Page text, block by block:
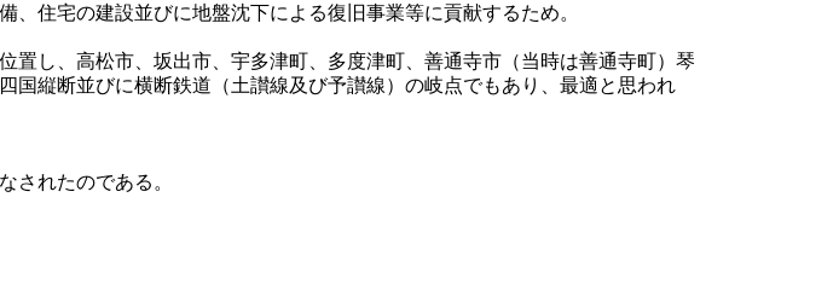
住宅の建設並びに地盤沈下による復旧事業等に貢献するため。
し、高松市、坂出市、宇多津町、多度津町、善通寺市（当時は善通寺町）琴
縦断並びに横断鉄道（土讃線及び予讃線）の岐点でもあり、最適と思われ
されたのである。